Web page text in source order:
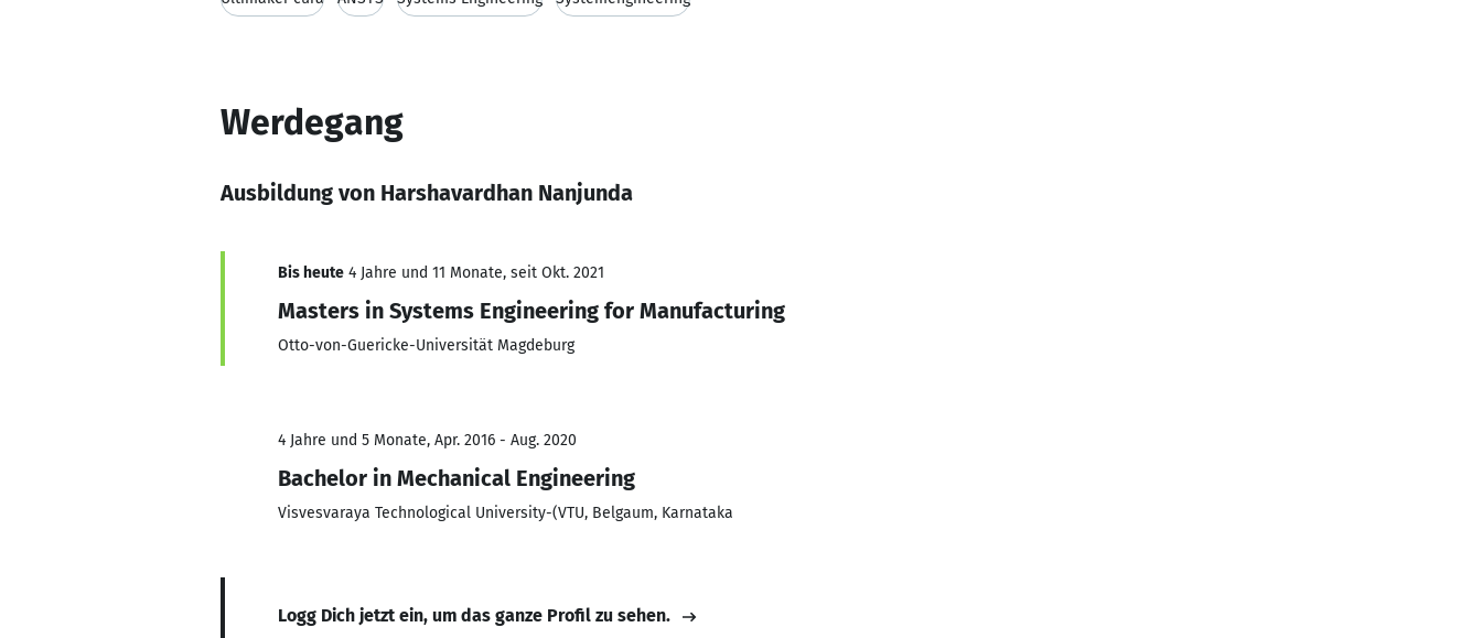
Werdegang
Ausbildung von Harshavardhan Nanjunda
Bis heute 4 Jahre und 11 Monate, seit Okt. 2021
Masters in Systems Engineering for Manufacturing
Otto-von-Guericke-Universität Magdeburg
4 Jahre und 5 Monate, Apr. 2016 - Aug. 2020
Bachelor in Mechanical Engineering
Visvesvaraya Technological University-(VTU, Belgaum, Karnataka
Logg Dich jetzt ein, um das ganze Profil zu sehen.